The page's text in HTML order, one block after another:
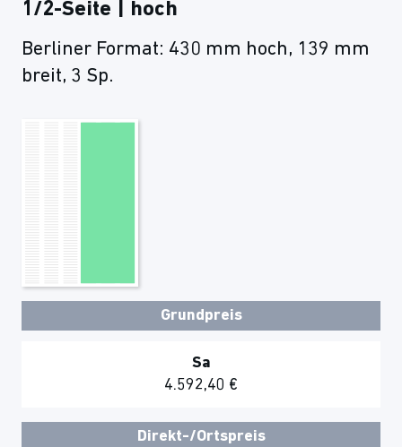
1/2-Seite | hoch
Berliner Format: 430 mm hoch, 139 mm
breit, 3 Sp.
Grundpreis
Sa
4.592,40 €
Direkt-/Ortspreis